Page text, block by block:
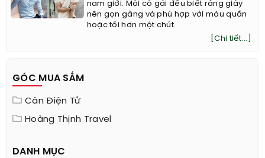
nam giới. Mỗi cô gái đều biết rằng giày
nên gọn gàng và phù hợp với màu quần
hoặc tối hơn một chút.
[Chi tiết...]
GÓC MUA SẮM
Cân Điện Tử
Hoàng Thịnh Travel
DANH MỤC